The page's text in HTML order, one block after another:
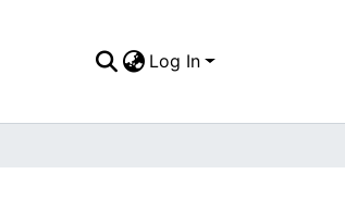
Log In